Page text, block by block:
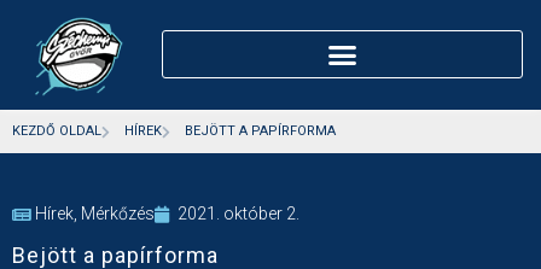
KEZDŐ OLDAL HÍREK BEJÖTT A PAPÍRFORMA
Hírek Mérkőzés 2021. október 2.
Bejött a papírforma